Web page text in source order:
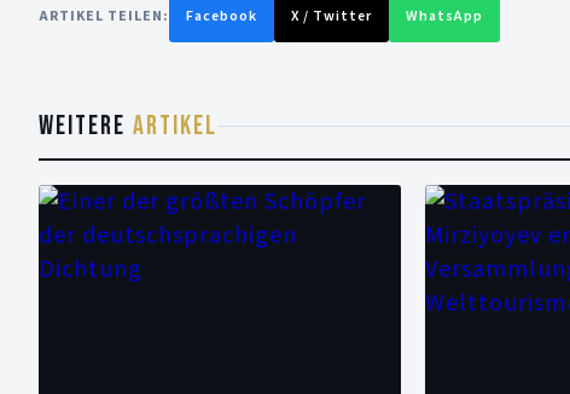
ARTIKEL TEILEN: Facebook X / Twitter WhatsApp
WEITERE ARTIKEL